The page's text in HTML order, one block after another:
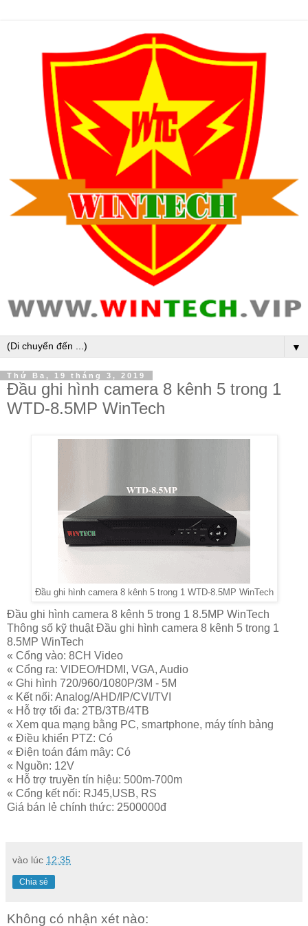
▼
Thứ Ba, 19 tháng 3, 2019
Đầu ghi hình camera 8 kênh 5 trong 1
WTD-8.5MP WinTech
Đầu ghi hình camera 8 kênh 5 trong 1 WTD-8.5MP WinTech
Đầu ghi hình camera 8 kênh 5 trong 1 8.5MP WinTech
Thông số kỹ thuật Đầu ghi hình camera 8 kênh 5 trong 1
8.5MP WinTech
« Cổng vào: 8CH Video
« Cổng ra: VIDEO/HDMI, VGA, Audio
« Ghi hình 720/960/1080P/3M - 5M
« Kết nối: Analog/AHD/IP/CVI/TVI
« Hỗ trợ tối đa: 2TB/3TB/4TB
« Xem qua mạng bằng PC, smartphone, máy tính bảng
« Điều khiển PTZ: Có
« Điện toán đám mây: Có
« Nguồn: 12V
« Hỗ trợ truyền tín hiệu: 500m-700m
« Cổng kết nối: RJ45,USB, RS
Giá bán lẻ chính thức: 2500000đ
vào lúc 12:35
Chia sẻ
Không có nhận xét nào: